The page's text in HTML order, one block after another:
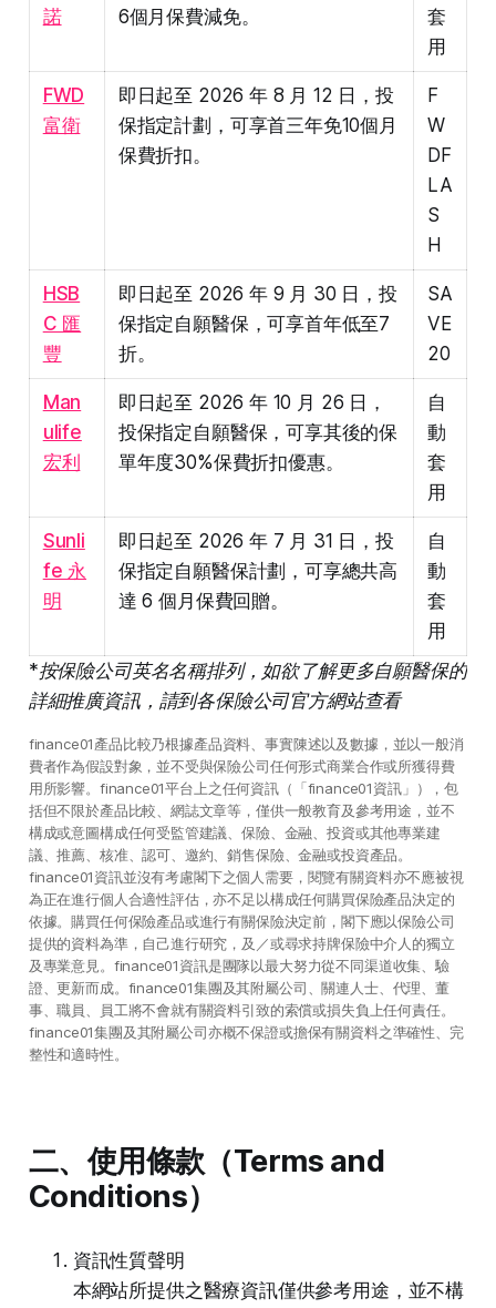
諾 6個月保費減免。
套
用
FWD
富衛
即日起至 2026 年 8 月 12 日，投
保指定計劃，可享首三年免10個月
保費折扣。
F
W
DF
LA
S
H
HSB
C 匯
豐
即日起至 2026 年 9 月 30 日，投
保指定自願醫保，可享首年低至7
折。
SA
VE
20
Man
ulife
宏利
即日起至 2026 年 10 月 26 日，
投保指定自願醫保，可享其後的保
單年度30%保費折扣優惠。
自
動
套
用
Sunli
fe 永
明
即日起至 2026 年 7 月 31 日，投
保指定自願醫保計劃，可享總共高
達 6 個月保費回贈。
自
動
套
用
*按保險公司英名名稱排列，如欲了解更多自願醫保的
詳細推廣資訊，請到各保險公司官方網站查看
finance01產品比較乃根據產品資料、事實陳述以及數據，並以一般消
費者作為假設對象，並不受與保險公司任何形式商業合作或所獲得費
用所影響。finance01平台上之任何資訊（「finance01資訊」），包
括但不限於產品比較、網誌文章等，僅供一般教育及參考用途，並不
構成或意圖構成任何受監管建議、保險、金融、投資或其他專業建
議、推薦、核准、認可、邀約、銷售保險、金融或投資產品。
finance01資訊並沒有考慮閣下之個人需要，閱覽有關資料亦不應被視
為正在進行個人合適性評估，亦不足以構成任何購買保險產品決定的
依據。購買任何保險產品或進行有關保險決定前，閣下應以保險公司
提供的資料為準，自己進行研究，及／或尋求持牌保險中介人的獨立
及專業意見。finance01資訊是團隊以最大努力從不同渠道收集、驗
證、更新而成。finance01集團及其附屬公司、關連人士、代理、董
事、職員、員工將不會就有關資料引致的索償或損失負上任何責任。
finance01集團及其附屬公司亦概不保證或擔保有關資料之準確性、完
整性和適時性。
二、使用條款（Terms and
Conditions）
資訊性質聲明
本網站所提供之醫療資訊僅供參考用途，並不構